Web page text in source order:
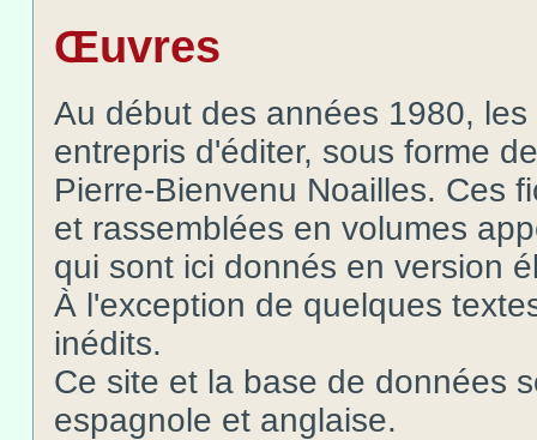
Œuvres
Au début des années 1980,
entrepris d'éditer, sous forme
Pierre-Bienvenu Noailles. Ces
et rassemblées en volumes
qui sont ici donnés en version
À l'exception de quelques
inédits.
Ce site et la base de données
espagnole et anglaise.